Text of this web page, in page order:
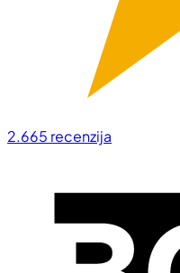
2.665 recenzija